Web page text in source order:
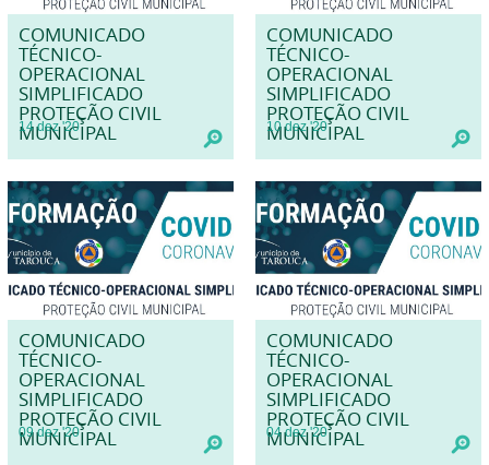
COMUNICADO
TÉCNICO-
OPERACIONAL
SIMPLIFICADO
PROTEÇÃO CIVIL
MUNICIPAL
14 dez '20
COMUNICADO
TÉCNICO-
OPERACIONAL
SIMPLIFICADO
PROTEÇÃO CIVIL
MUNICIPAL
10 dez '20
COMUNICADO
TÉCNICO-
OPERACIONAL
SIMPLIFICADO
PROTEÇÃO CIVIL
MUNICIPAL
09 dez '20
COMUNICADO
TÉCNICO-
OPERACIONAL
SIMPLIFICADO
PROTEÇÃO CIVIL
MUNICIPAL
04 dez '20